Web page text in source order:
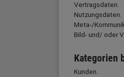
Vertragsdaten.
Nutzungsdaten.
Meta-/
Bild- und/ oder
Kategorien
Kunden.